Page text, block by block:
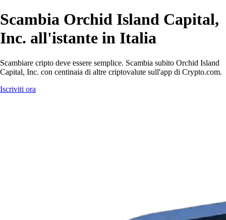
Scambia Orchid Island Capital,
Inc. all'istante in Italia
Scambiare cripto deve essere semplice. Scambia subito Orchid Island
Capital, Inc. con centinaia di altre criptovalute sull'app di Crypto.com.
Iscriviti ora